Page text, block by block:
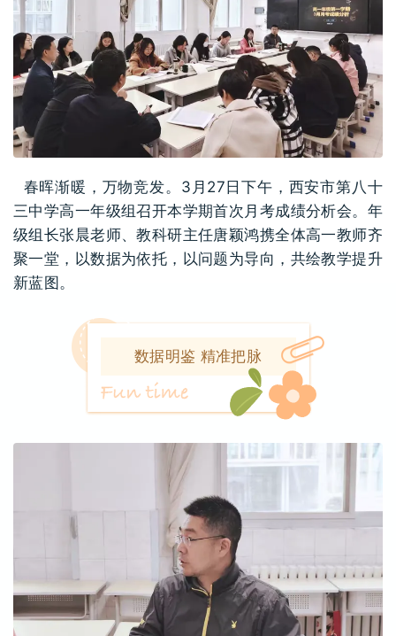
春晖渐暖，万物竞发。3月27日下午，西安市第八十
三中学高一年级组召开本学期首次月考成绩分析会。年
级组长张晨老师、教科研主任唐颖鸿携全体高一教师齐
聚一堂，以数据为依托，以问题为导向，共绘教学提升
新蓝图。
数据明鉴 精准把脉